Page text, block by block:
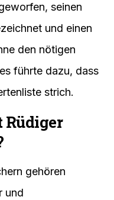
seinen
und einen
den nötigen
führte dazu, dass
strich.
Rüdiger
gehören
und